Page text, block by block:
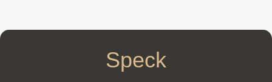
Speck